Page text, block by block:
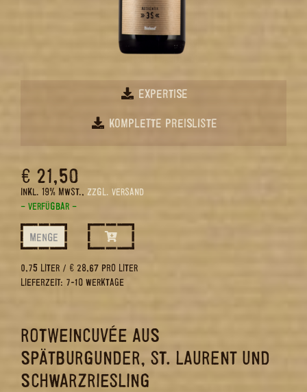
EXPERTISE
KOMPLETTE PREISLISTE
€ 21,50
INKL. 19% MWST., ZZGL. VERSAND
– VERFÜGBAR –
MENGE
0,75 LITER / € 28,67 PRO LITER
LIEFERZEIT: 7-10 WERKTAGE
ROTWEINCUVÉE AUS
SPÄTBURGUNDER, ST. LAURENT UND
SCHWARZRIESLING